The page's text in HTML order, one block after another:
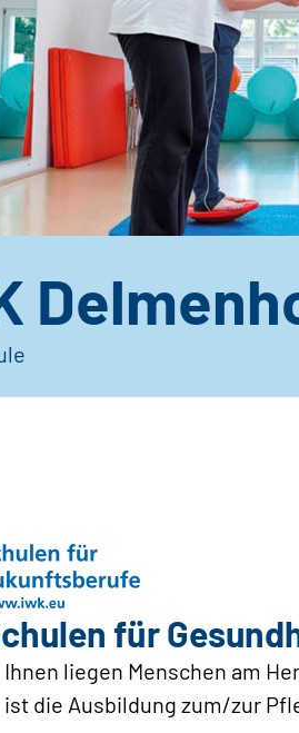
für
Ihnen liegen Menschen am
ist die Ausbildung zum/zur